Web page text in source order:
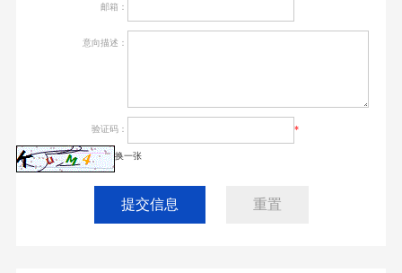
邮箱：
意向描述：
验证码： *
换一张
提交信息 重置